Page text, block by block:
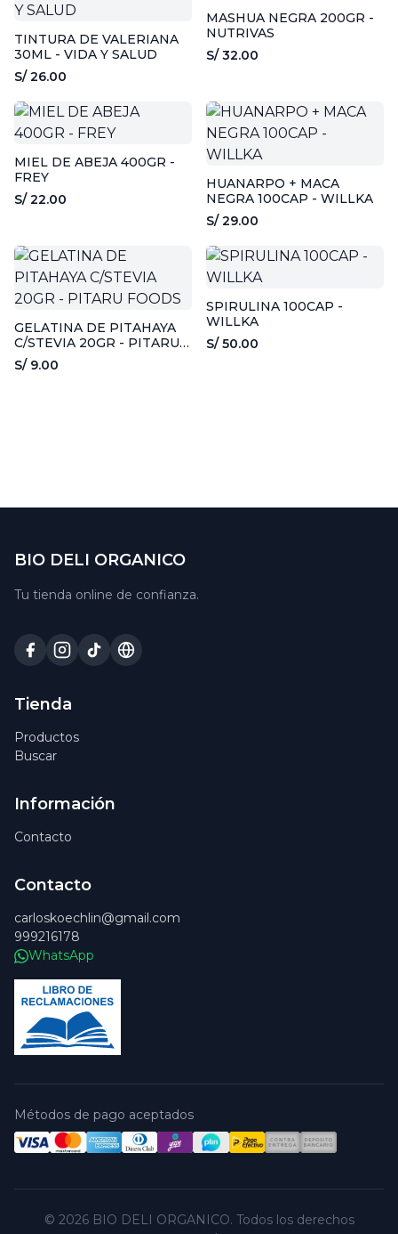
TINTURA DE VALERIANA
30ML - VIDA Y SALUD
S/ 26.00
MASHUA NEGRA 200GR -
NUTRIVAS
S/ 32.00
MIEL DE ABEJA 400GR -
FREY
S/ 22.00
HUANARPO + MACA
NEGRA 100CAP - WILLKA
S/ 29.00
GELATINA DE PITAHAYA
C/STEVIA 20GR - PITARU
FOODS
S/ 9.00
SPIRULINA 100CAP -
WILLKA
S/ 50.00
BIO DELI ORGANICO
Tu tienda online de confianza.
Tienda
Productos
Buscar
Información
Contacto
Contacto
carloskoechlin@gmail.com
999216178
WhatsApp
Métodos de pago aceptados
© 2026 BIO DELI ORGANICO. Todos los derechos